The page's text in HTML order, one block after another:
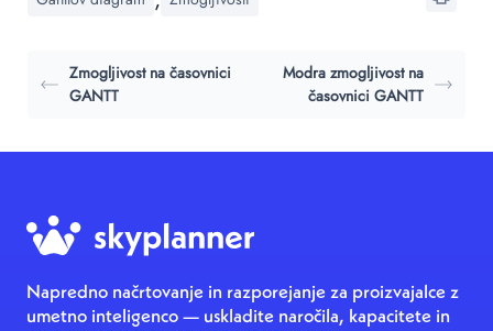
Zmogljivost na časovnici
GANTT
Modra zmogljivost na
časovnici GANTT
Napredno načrtovanje in razporejanje za proizvajalce z
umetno inteligenco — uskladite naročila, kapacitete in